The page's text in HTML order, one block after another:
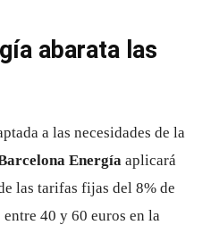
abarata las
a las necesidades de la
Energía aplicará
las tarifas fijas del 8% de
40 y 60 euros en la